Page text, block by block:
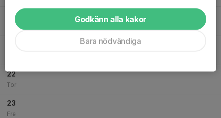
20
22
Tor
23
Fre
Godkänn alla kakor
Bara nödvändiga